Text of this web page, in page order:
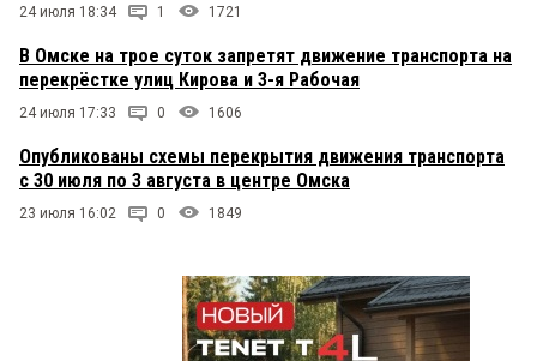
24 июля 18:34 1 1721
В Омске на трое суток запретят движение транспорта на
перекрёстке улиц Кирова и 3-я Рабочая
24 июля 17:33 0 1606
Опубликованы схемы перекрытия движения транспорта
с 30 июля по 3 августа в центре Омска
23 июля 16:02 0 1849